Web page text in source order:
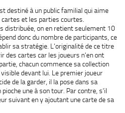
destiné à un public familial qui aime
cartes et les parties courtes.
distribuée, on en retient seulement 10
donc du nombre de participants, ce
sa stratégie. L’originalité de ce titre
des cartes car les joueurs n’en ont
chacun commence sa collection
devant lui. Le premier joueur
de la garder, il la pose dans sa
une à son tour. Par contre, s’il
suivant en y ajoutant une carte de sa